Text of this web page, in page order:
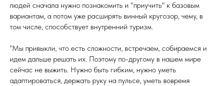
людей сначала нужно познакомить и "приучить" к базовым
вариантам, а потом уже расширять винный кругозор, чему, в
том числе, способствует внутренний туризм.
"Мы привыкли, что есть сложности, встречаем, собираемся и
идем дальше решать их. Поэтому по-другому в нашем мире
сейчас не выжить. Нужно быть гибким, нужно уметь
адаптироваться, держать руку на пульсе, уметь вовремя